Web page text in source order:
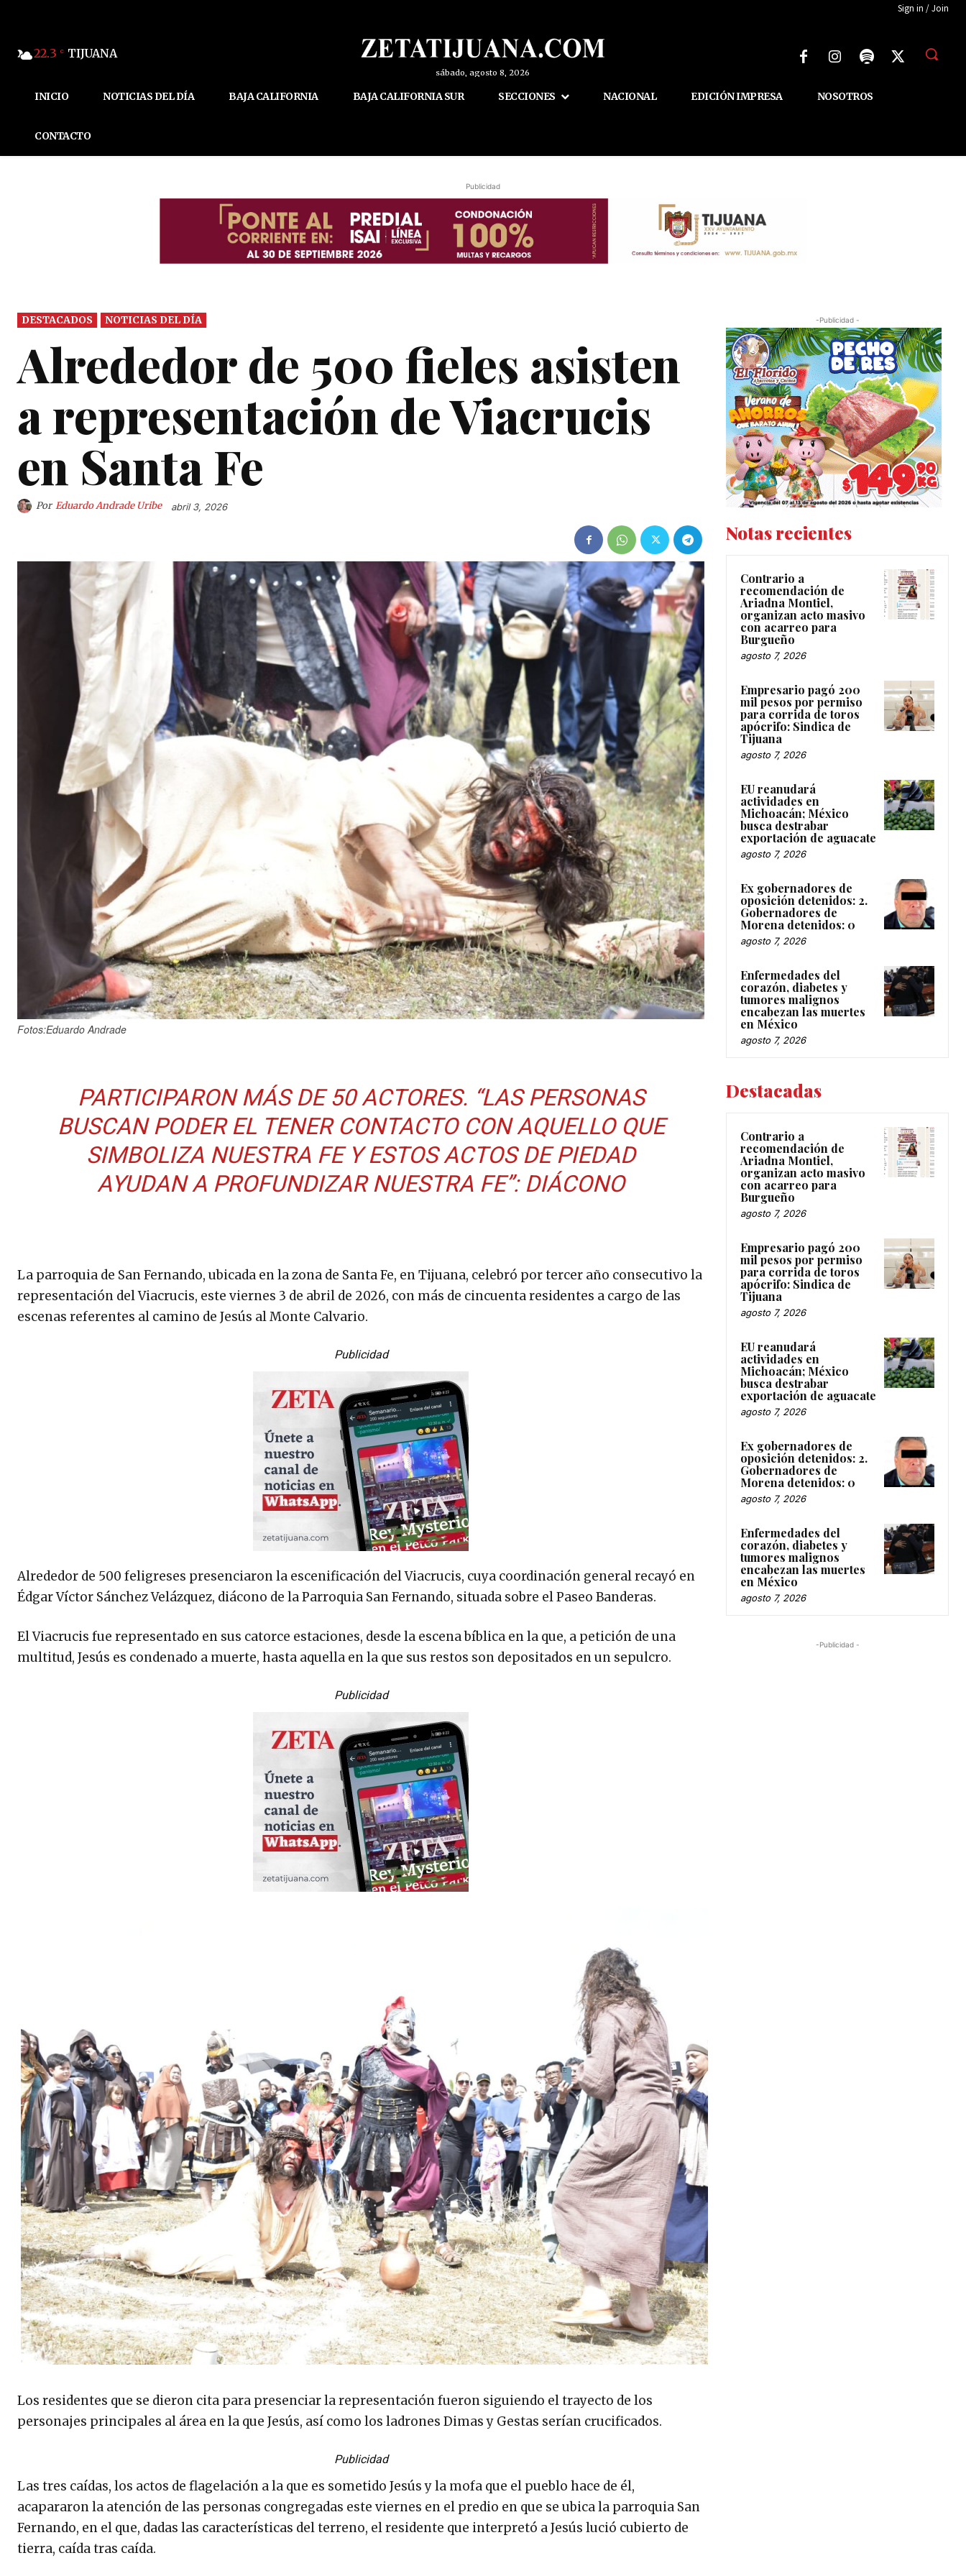
Sign in / Join
22.3 C TIJUANA
sábado, agosto 8, 2026
INICIO NOTICIAS DEL DÍA BAJA CALIFORNIA BAJA CALIFORNIA SUR SECCIONES NACIONAL EDICIÓN IMPRESA NOSOTROS
CONTACTO
Publicidad
DESTACADOS NOTICIAS DEL DÍA
Alrededor de 500 fieles asisten
a representación de Viacrucis
en Santa Fe
Por Eduardo Andrade Uribe abril 3, 2026
Fotos:Eduardo Andrade
PARTICIPARON MÁS DE 50 ACTORES. “LAS PERSONAS
BUSCAN PODER EL TENER CONTACTO CON AQUELLO QUE
SIMBOLIZA NUESTRA FE Y ESTOS ACTOS DE PIEDAD
AYUDAN A PROFUNDIZAR NUESTRA FE”: DIÁCONO
La parroquia de San Fernando, ubicada en la zona de Santa Fe, en Tijuana, celebró por tercer año consecutivo la
representación del Viacrucis, este viernes 3 de abril de 2026, con más de cincuenta residentes a cargo de las
escenas referentes al camino de Jesús al Monte Calvario.
Publicidad
Alrededor de 500 feligreses presenciaron la escenificación del Viacrucis, cuya coordinación general recayó en
Édgar Víctor Sánchez Velázquez, diácono de la Parroquia San Fernando, situada sobre el Paseo Banderas.
El Viacrucis fue representado en sus catorce estaciones, desde la escena bíblica en la que, a petición de una
multitud, Jesús es condenado a muerte, hasta aquella en la que sus restos son depositados en un sepulcro.
Publicidad
Los residentes que se dieron cita para presenciar la representación fueron siguiendo el trayecto de los
personajes principales al área en la que Jesús, así como los ladrones Dimas y Gestas serían crucificados.
Publicidad
Las tres caídas, los actos de flagelación a la que es sometido Jesús y la mofa que el pueblo hace de él,
acapararon la atención de las personas congregadas este viernes en el predio en que se ubica la parroquia San
Fernando, en el que, dadas las características del terreno, el residente que interpretó a Jesús lució cubierto de
tierra, caída tras caída.
-Publicidad -
Notas recientes
Contrario a
recomendación de
Ariadna Montiel,
organizan acto masivo
con acarreo para
Burgueño
agosto 7, 2026
Empresario pagó 200
mil pesos por permiso
para corrida de toros
apócrifo: Sindica de
Tijuana
agosto 7, 2026
EU reanudará
actividades en
Michoacán; México
busca destrabar
exportación de aguacate
agosto 7, 2026
Ex gobernadores de
oposición detenidos: 2.
Gobernadores de
Morena detenidos: 0
agosto 7, 2026
Enfermedades del
corazón, diabetes y
tumores malignos
encabezan las muertes
en México
agosto 7, 2026
Destacadas
Contrario a
recomendación de
Ariadna Montiel,
organizan acto masivo
con acarreo para
Burgueño
agosto 7, 2026
Empresario pagó 200
mil pesos por permiso
para corrida de toros
apócrifo: Sindica de
Tijuana
agosto 7, 2026
EU reanudará
actividades en
Michoacán; México
busca destrabar
exportación de aguacate
agosto 7, 2026
Ex gobernadores de
oposición detenidos: 2.
Gobernadores de
Morena detenidos: 0
agosto 7, 2026
Enfermedades del
corazón, diabetes y
tumores malignos
encabezan las muertes
en México
agosto 7, 2026
-Publicidad -